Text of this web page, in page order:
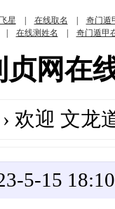
星 在线取名
奇门遁
在线测姓名 奇门遁甲
贞网在
› 欢迎 文龙
5-15 18:10